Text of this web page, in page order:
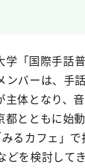
「国際手話
バーは、
体となり
とともに始動
るカフェ」
を検討してき